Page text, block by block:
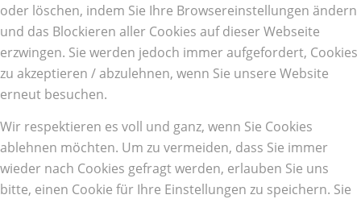
oder löschen, indem Sie Ihre Browsereinstellungen ändern
und das Blockieren aller Cookies auf dieser Webseite
erzwingen. Sie werden jedoch immer aufgefordert, Cookies
zu akzeptieren / abzulehnen, wenn Sie unsere Website
erneut besuchen.
Wir respektieren es voll und ganz, wenn Sie Cookies
ablehnen möchten. Um zu vermeiden, dass Sie immer
wieder nach Cookies gefragt werden, erlauben Sie uns
bitte, einen Cookie für Ihre Einstellungen zu speichern. Sie